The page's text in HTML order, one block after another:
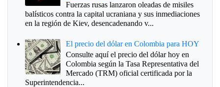
Fuerzas rusas lanzaron oleadas de misiles
balísticos contra la capital ucraniana y sus inmediaciones
en la región de Kiev, desencadenando v...
El precio del dólar en Colombia para HOY
Consulte aquí el precio del dólar hoy en
Colombia según la Tasa Representativa del
Mercado (TRM) oficial certificada por la
Superintendencia...